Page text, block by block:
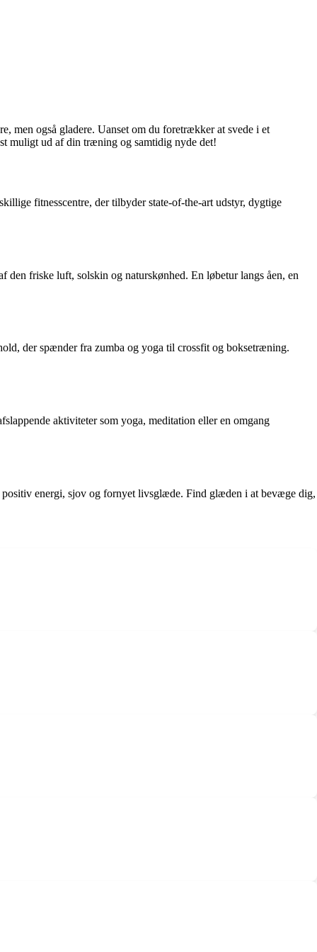
men også gladere. Uanset om du foretrækker at svede i et
muligt ud af din træning og samtidig nyde det!
fitnesscentre, der tilbyder state-of-the-art udstyr, dygtige
friske luft, solskin og naturskønhed. En løbetur langs åen, en
der spænder fra zumba og yoga til crossfit og boksetræning.
aktiviteter som yoga, meditation eller en omgang
energi, sjov og fornyet livsglæde. Find glæden i at bevæge dig,